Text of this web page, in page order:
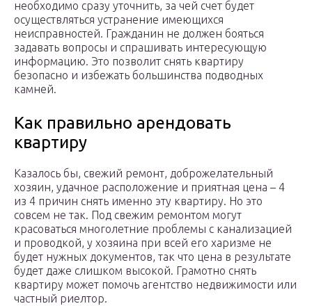
необходимо сразу уточнить, за чей счет будет
осуществляться устранение имеющихся
неисправностей. Гражданин не должен бояться
задавать вопросы и спрашивать интересующую
информацию. Это позволит снять квартиру
безопасно и избежать большинства подводных
камней.
Как правильно арендовать
квартиру
Казалось бы, свежий ремонт, доброжелательный
хозяин, удачное расположение и приятная цена – 4
из 4 причин снять именно эту квартиру. Но это
совсем не так. Под свежим ремонтом могут
красоваться многолетние проблемы с канализацией
и проводкой, у хозяина при всей его харизме не
будет нужных документов, так что цена в результате
будет даже слишком высокой. Грамотно снять
квартиру может помочь агентство недвижимости или
частный риелтор.